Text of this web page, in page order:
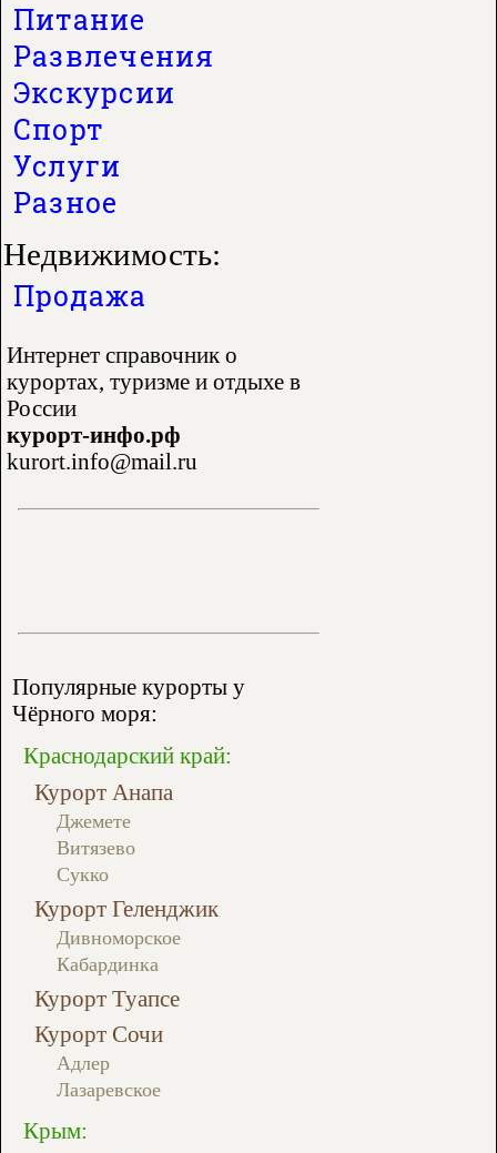
Питание
Развлечения
Экскурсии
Спорт
Услуги
Разное
Недвижимость:
Продажа
Интернет справочник о
курортах, туризме и отдыхе в
России
курорт-инфо.рф
kurort.info@mail.ru
Популярные курорты у
Чёрного моря:
Краснодарский край:
Курорт Анапа
Джемете
Витязево
Сукко
Курорт Геленджик
Дивноморское
Кабардинка
Курорт Туапсе
Курорт Сочи
Адлер
Лазаревское
Крым: